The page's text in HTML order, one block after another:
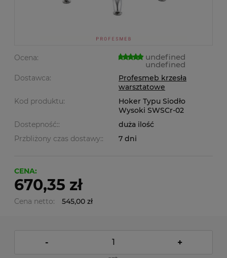
Ocena: undefined
undefined
Dostawca:
Profesmeb krzesła
warsztatowe
Kod produktu:
Hoker Typu Siodło
Wysoki SWSCr-02
Dostepność::
duża ilość
Przbliżony czas dostawy::
7 dni
CENA:
670,35 zł
Cena netto: 545,00 zł
- +